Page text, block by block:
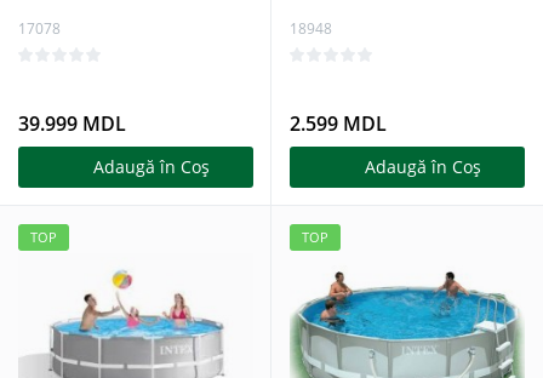
17078
39.999 MDL
Adaugă în Coş
18948
2.599 MDL
Adaugă în Coş
TOP TOP